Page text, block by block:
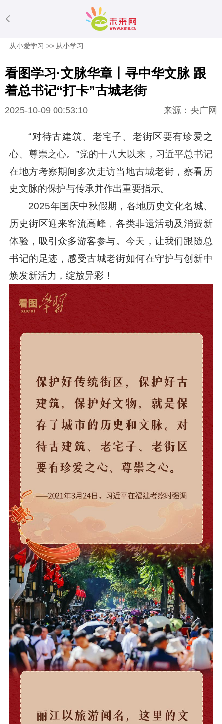
从小爱学习 >> 从小学习
看图学习·文脉华章丨寻中华文脉 跟
着总书记“打卡”古城老街
2025-10-09 00:53:10 来源：央广网
“对待古建筑、老宅子、老街区要有珍爱之
心、尊崇之心。”党的十八大以来， 习近平总书记
在地方考察期间多次走访当地古城老街，察看历
史文脉的保护与传承并作出重要指示。
2025年国庆中秋假期，各地历史文化名城、
历史街区迎来客流高峰，各类非遗活动及消费新
体验，吸引众多游客参与。今天，让我们跟随总
书记的足迹，感受古城老街如何在守护与创新中
焕发新活力，绽放异彩！